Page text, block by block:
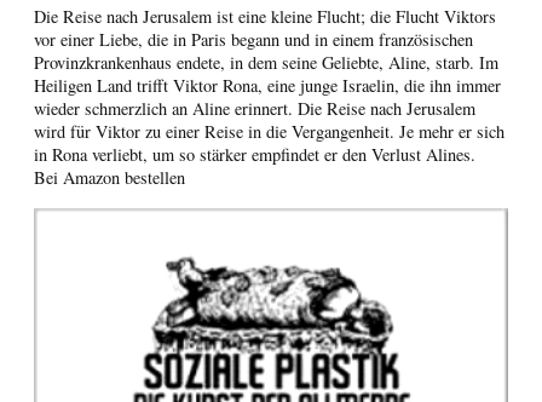
Die Reise nach Jerusalem ist eine kleine Flucht; die Flucht Viktors
vor einer Liebe, die in Paris begann und in einem französischen
Provinzkrankenhaus endete, in dem seine Geliebte, Aline, starb. Im
Heiligen Land trifft Viktor Rona, eine junge Israelin, die ihn immer
wieder schmerzlich an Aline erinnert. Die Reise nach Jerusalem
wird für Viktor zu einer Reise in die Vergangenheit. Je mehr er sich
in Rona verliebt, um so stärker empfindet er den Verlust Alines.
Bei Amazon bestellen